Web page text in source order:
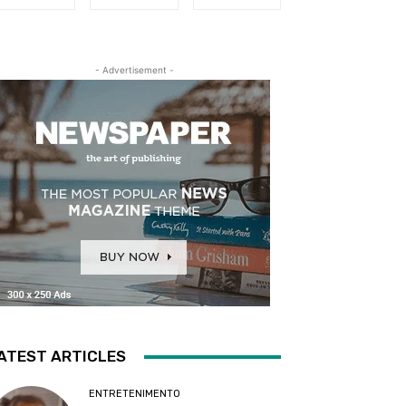
- Advertisement -
ARTICLES
ENTRETENIMENTO